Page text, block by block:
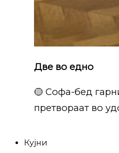
Две во едно
🟡 Софа-бед
претвораат во
Кујни